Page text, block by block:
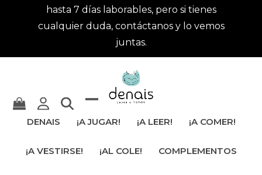
hasta 7 días laborables, pero si tienes
cualquier duda, contáctanos y lo vemos
juntas.
ocultar
móvil
DENAIS ¡A JUGAR! ¡A LEER! ¡A COMER!
¡A VESTIRSE! ¡AL COLE! COMPLEMENTOS